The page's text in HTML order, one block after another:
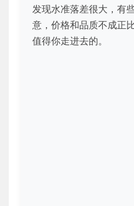
发现水准落差很大，有
意，价格和品质不成正
值得你走进去的。